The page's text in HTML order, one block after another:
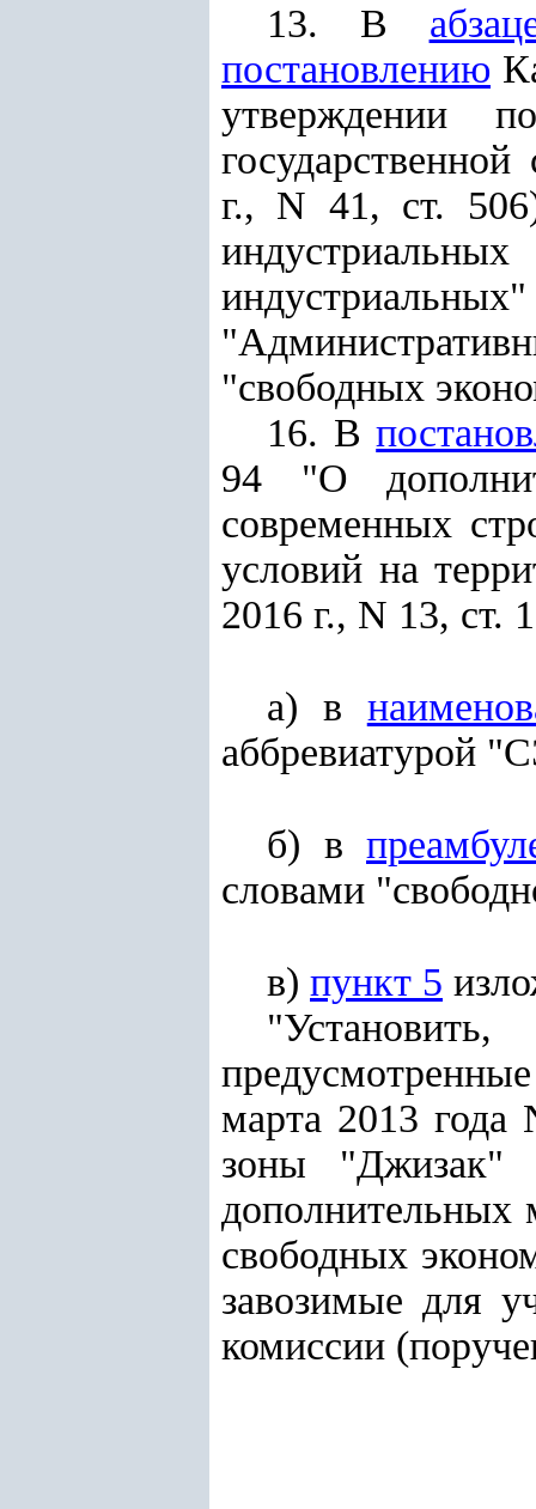
13. В
постановлению
утверждении
г., N 41, ст.
"свободных
16. В
94 "О
современных
условий на
2016 г., N 13, ст.
а) в
аббревиатурой
б) в
словами
в) пункт 5
марта 2013 года
зоны
дополнительных
свободных
завозимые для
комиссии